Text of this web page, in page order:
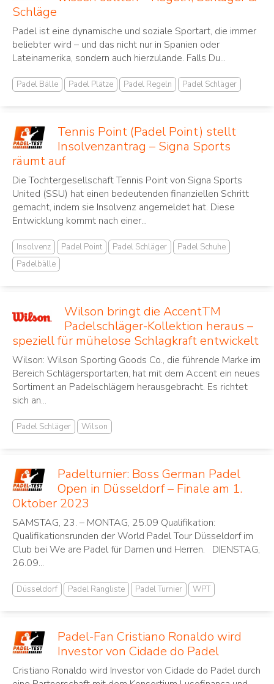
Schläge
Padel ist eine dynamische und soziale Sportart, die immer
beliebter wird – und das nicht nur in Spanien oder
Lateinamerika, sondern auch hierzulande. Falls Du...
Padel Bälle Padel Plätze Padel Regeln Padel Schläger
Tennis Point (Padel Point) stellt
Insolvenzantrag – Signa Sports
räumt auf
Die Tochtergesellschaft Tennis Point von Signa Sports
United (SSU) hat einen bedeutenden finanziellen Schritt
gemacht, indem sie Insolvenz angemeldet hat. Diese
Entwicklung kommt nach einer...
Insolvenz Padel Point Padel Schläger
Padel Schuhe
Padelbälle
Wilson bringt die AccentTM
Padelschläger-Kollektion heraus –
speziell für mühelose Schlagkraft entwickelt
Wilson: Wilson Sporting Goods Co., die führende Marke im
Bereich Schlägersportarten, hat mit dem Accent ein neues
Sortiment an Padelschlägern herausgebracht. Es richtet
sich an...
Padel Schläger Wilson
Padelturnier: Boss German Padel
Open in Düsseldorf – Finale am 1.
Oktober 2023
SAMSTAG, 23. – MONTAG, 25.09 Qualifikation:
Qualifikationsrunden der World Padel Tour Düsseldorf im
Club bei We are Padel für Damen und Herren. DIENSTAG,
26.09...
Düsseldorf Padel Rangliste Padel Turnier WPT
Padel-Fan Cristiano Ronaldo wird
Investor von Cidade do Padel
Cristiano Ronaldo wird Investor von Cidade do Padel durch